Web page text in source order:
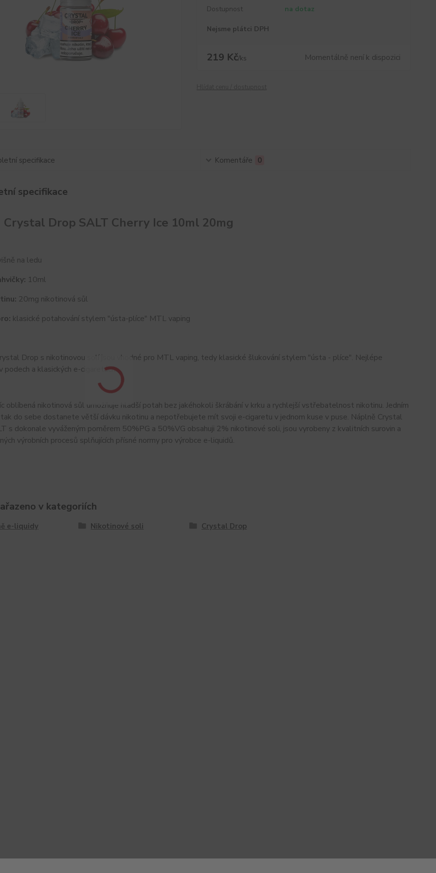
Dostupnost na dotaz
Nejsme plátci DPH
219 Kč/ks Momentálně není k dispozici
specifikace Komentáře 0
specifikace
Crystal Drop SALT Cherry Ice 10ml 20mg
na ledu
10ml
20mg nikotinová sůl
klasické potahování stylem "ústa-plíce" MTL vaping
Drop s nikotinovou solí jsou vhodné pro MTL vaping, tedy klasické šlukování stylem "ústa - plíce". Nejlépe
podech a klasických e-cigaretách.
oblíbená nikotinová sůl umožňuje hladší potah bez jakéhokoli škrábání v krku a rychlejší vstřebatelnost nikotinu. Jedním
do sebe dostanete větší dávku nikotinu a nepotřebujete mít svoji e-cigaretu v jednom kuse v puse. Náplně Crystal
s dokonale vyváženým poměrem 50%PG a 50%VG obsahuji 2% nikotinové soli, jsou vyrobeny z kvalitních surovin a
výrobních procesů splňujících přísné normy pro výrobce e-liquidů.
v kategoriích
e-liquidy Nikotinové soli Crystal Drop